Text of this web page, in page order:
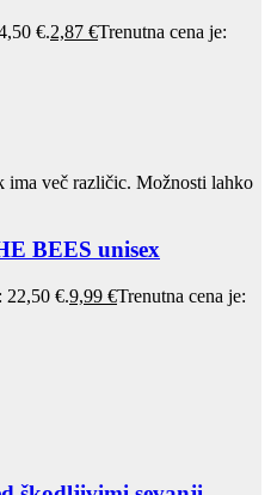
€.2,87 €Trenutna cena je:
ima več različic. Možnosti lahko
BEES unisex
22,50 €.9,99 €Trenutna cena je: